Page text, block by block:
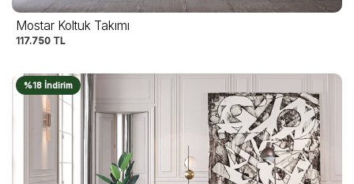
Mostar Koltuk Takımı
117.750 TL
%18 İndirim